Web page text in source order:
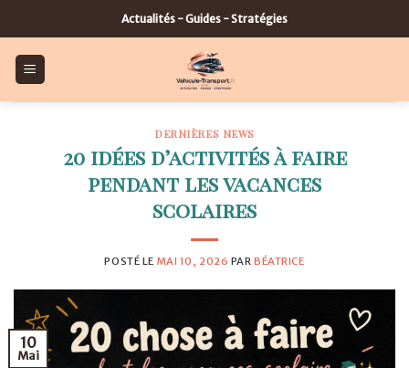
to
content
Actualités - Guides - Stratégies
DERNIÈRES NEWS
20 idées d’activités à faire
pendant les vacances
scolaires
POSTÉ LE MAI 10, 2026 PARBÉATRICE
10
Mai